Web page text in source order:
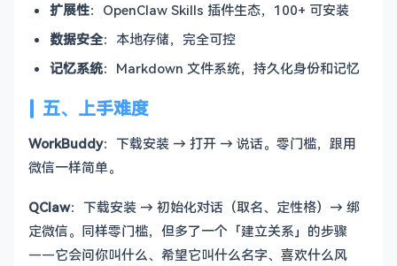
扩展性：OpenClaw Skills 插件生态，100+ 可安装
数据安全：本地存储，完全可控
记忆系统：Markdown 文件系统，持久化身份和记忆
五、上手难度
WorkBuddy：下载安装 → 打开 → 说话。零门槛，跟用
微信一样简单。
QClaw：下载安装 → 初始化对话（取名、定性格）→ 绑
定微信。同样零门槛，但多了一个「建立关系」的步骤
——它会问你叫什么、希望它叫什么名字、喜欢什么风